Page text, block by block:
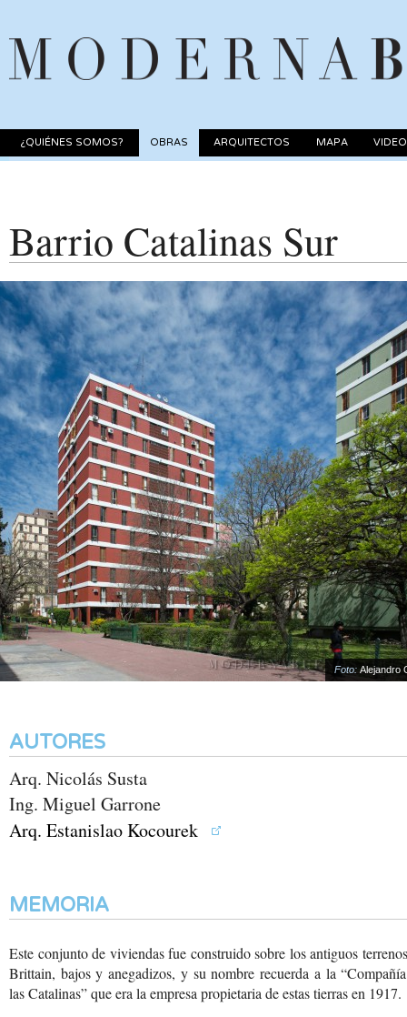
¿QUIÉNES SOMOS? OBRAS ARQUITECTOS MAPA
Barrio Catalinas Sur
Foto:Alejandro
AUTORES
Arq. Nicolás Susta
Ing. Miguel Garrone
Arq. Estanislao Kocourek
MEMORIA
Este conjunto de viviendas fue construido sobre los antiguos
Brittain, bajos y anegadizos, y su nombre recuerda a la
las Catalinas” que era la empresa propietaria de estas tierras en 1917.